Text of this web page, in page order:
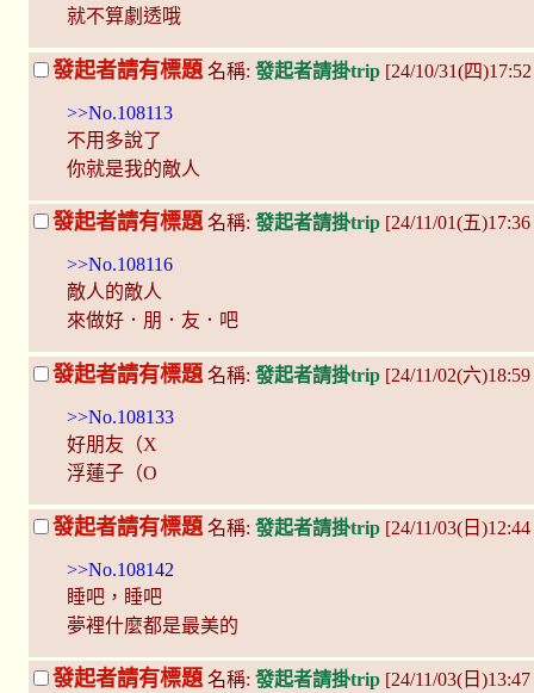
就不算劇透哦
發起者請有標題 名稱: 發起者請掛trip [24/10/31(四
>>No.108113
不用多說了
你就是我的敵人
發起者請有標題 名稱: 發起者請掛trip [24/11/01(五
>>No.108116
敵人的敵人
來做好．朋．友．吧
發起者請有標題 名稱: 發起者請掛trip [24/11/02(六
>>No.108133
好朋友（X
浮蓮子（O
發起者請有標題 名稱: 發起者請掛trip [24/11/03(日
>>No.108142
睡吧，睡吧
夢裡什麼都是最美的
發起者請有標題 名稱: 發起者請掛trip [24/11/03(日